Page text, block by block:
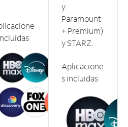
y
Paramount
+ Premium)
y STARZ.
Aplicacione
s incluidas